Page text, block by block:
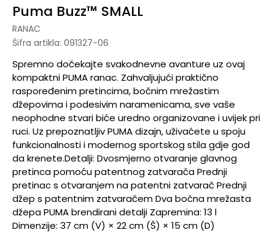
Puma Buzz™ SMALL
RANAC
Šifra artikla: 091327-06
Spremno dočekajte svakodnevne avanture uz ovaj
kompaktni PUMA ranac. Zahvaljujući praktično
raspoređenim pretincima, bočnim mrežastim
džepovima i podesivim naramenicama, sve vaše
neophodne stvari biće uredno organizovane i uvijek pri
ruci. Uz prepoznatljiv PUMA dizajn, uživaćete u spoju
funkcionalnosti i modernog sportskog stila gdje god
da krenete.Detalji: Dvosmjerno otvaranje glavnog
pretinca pomoću patentnog zatvarača Prednji
pretinac s otvaranjem na patentni zatvarač Prednji
džep s patentnim zatvaračem Dva bočna mrežasta
džepa PUMA brendirani detalji Zapremina: 13 l
Dimenzije: 37 cm (V) × 22 cm (Š) × 15 cm (D)